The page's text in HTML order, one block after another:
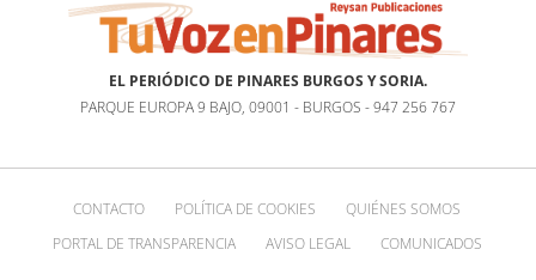
EL PERIÓDICO DE PINARES BURGOS Y SORIA.
PARQUE EUROPA 9 BAJO, 09001 - BURGOS - 947 256 767
CONTACTO POLÍTICA DE COOKIES
QUIÉNES SOMOS
PORTAL DE TRANSPARENCIA
AVISO LEGAL COMUNICADOS